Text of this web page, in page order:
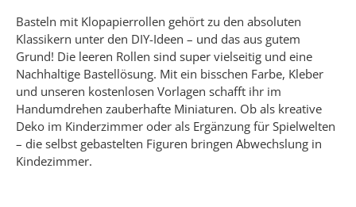
Basteln mit Klopapierrollen gehört zu den absoluten
Klassikern unter den DIY-Ideen – und das aus gutem
Grund! Die leeren Rollen sind super vielseitig und eine
Nachhaltige Bastellösung. Mit ein bisschen Farbe, Kleber
und unseren kostenlosen Vorlagen schafft ihr im
Handumdrehen zauberhafte Miniaturen. Ob als kreative
Deko im Kinderzimmer oder als Ergänzung für Spielwelten
– die selbst gebastelten Figuren bringen Abwechslung in
Kindezimmer.